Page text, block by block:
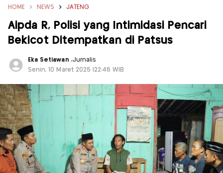
HOME NEWS JATENG
Aipda R, Polisi yang Intimidasi Pencari
Bekicot Ditempatkan di Patsus
Eka Setiawan ,Jurnalis
Senin, 10 Maret 2025 |22:46 WIB